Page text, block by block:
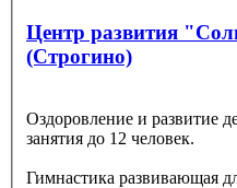
Центр развития
(Строгино)
Оздоровление и развитие
занятия до 12 человек.
Гимнастика развивающая